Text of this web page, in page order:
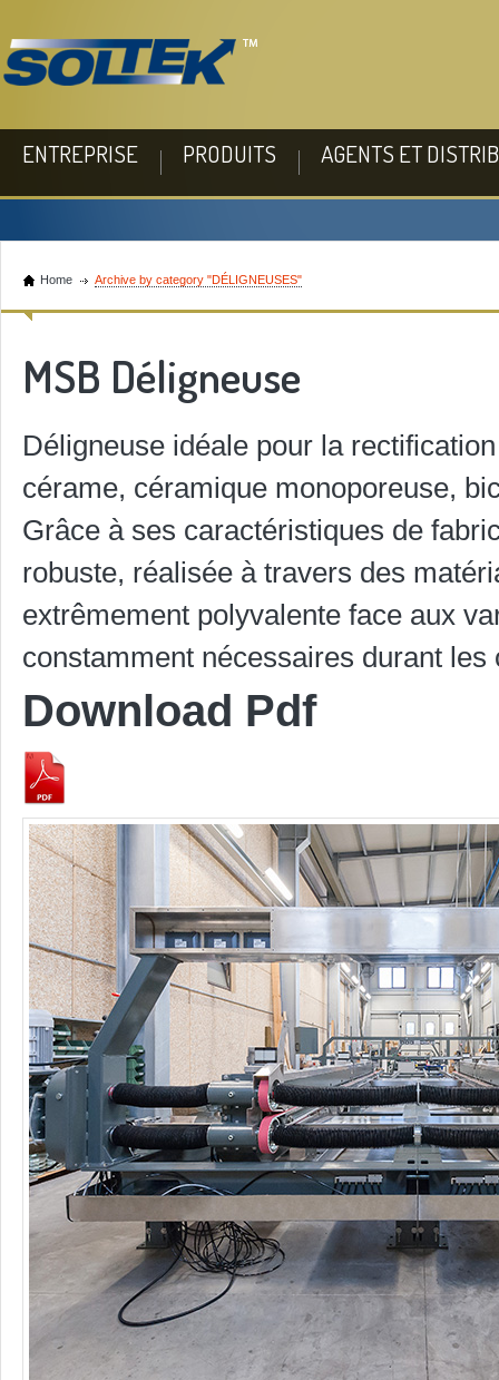
ENTREPRISE PRODUITS AGENTS ET
Home Archive by category "DÉLIGNEUSES"
MSB Déligneuse
Déligneuse idéale pour la
cérame, céramique monoporeuse,
Grâce à ses caractéristiques de
robuste, réalisée à travers des
extrêmement polyvalente face aux
constamment nécessaires durant
Download Pdf